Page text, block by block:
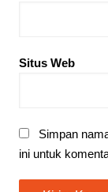
Situs Web
Simpan
ini untuk